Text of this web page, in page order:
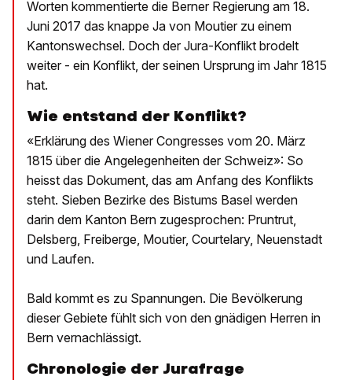
Worten kommentierte die Berner Regierung am 18.
Juni 2017 das knappe Ja von Moutier zu einem
Kantonswechsel. Doch der Jura-Konflikt brodelt
weiter - ein Konflikt, der seinen Ursprung im Jahr 1815
hat.
Wie entstand der Konflikt?
«Erklärung des Wiener Congresses vom 20. März
1815 über die Angelegenheiten der Schweiz»: So
heisst das Dokument, das am Anfang des Konflikts
steht. Sieben Bezirke des Bistums Basel werden
darin dem Kanton Bern zugesprochen: Pruntrut,
Delsberg, Freiberge, Moutier, Courtelary, Neuenstadt
und Laufen.
Bald kommt es zu Spannungen. Die Bevölkerung
dieser Gebiete fühlt sich von den gnädigen Herren in
Bern vernachlässigt.
Chronologie der Jurafrage